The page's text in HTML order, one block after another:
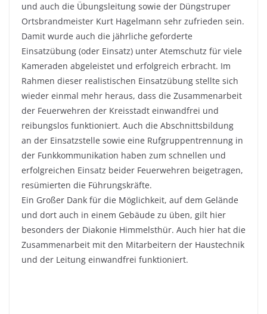
und auch die Übungsleitung sowie der Düngstruper
Ortsbrandmeister Kurt Hagelmann sehr zufrieden sein.
Damit wurde auch die jährliche geforderte
Einsatzübung (oder Einsatz) unter Atemschutz für viele
Kameraden abgeleistet und erfolgreich erbracht. Im
Rahmen dieser realistischen Einsatzübung stellte sich
wieder einmal mehr heraus, dass die Zusammenarbeit
der Feuerwehren der Kreisstadt einwandfrei und
reibungslos funktioniert. Auch die Abschnittsbildung
an der Einsatzstelle sowie eine Rufgruppentrennung in
der Funkkommunikation haben zum schnellen und
erfolgreichen Einsatz beider Feuerwehren beigetragen,
resümierten die Führungskräfte.
Ein Großer Dank für die Möglichkeit, auf dem Gelände
und dort auch in einem Gebäude zu üben, gilt hier
besonders der Diakonie Himmelsthür. Auch hier hat die
Zusammenarbeit mit den Mitarbeitern der Haustechnik
und der Leitung einwandfrei funktioniert.